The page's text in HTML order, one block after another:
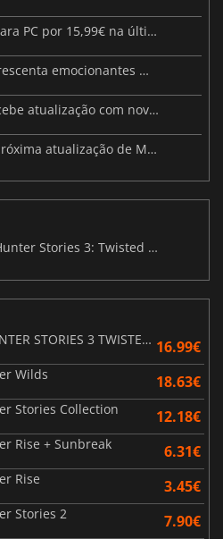
2 jogos Monster Hunter para PC por 15,99€ na última oferta Fanatical
Monster Hunter Wilds acrescenta emocionantes missões limitadas no tempo
Monster Hunter Wilds recebe atualização com novos monstros e funcionalidades
PlayStation slip revela a próxima atualização de Monster Hunter Wilds
Novo trailer de Monster Hunter Stories 3: Twisted Reflection
MONSTER HUNTER STORIES 3 TWISTED REFLECTION 16.99€
Wilds 18.63€
Stories Collection 12.18€
Rise + Sunbreak 6.31€
Rise 3.45€
Stories 2 7.90€